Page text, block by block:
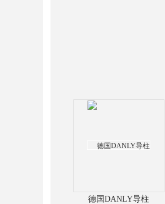
德国DANLY导柱